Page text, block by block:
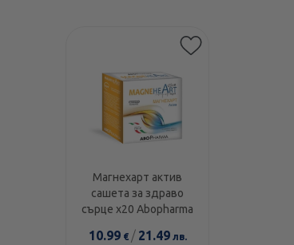
Магнехарт актив
сашета за здраво
сърце х20 Abopharma
10.99€ / 21.49лв.